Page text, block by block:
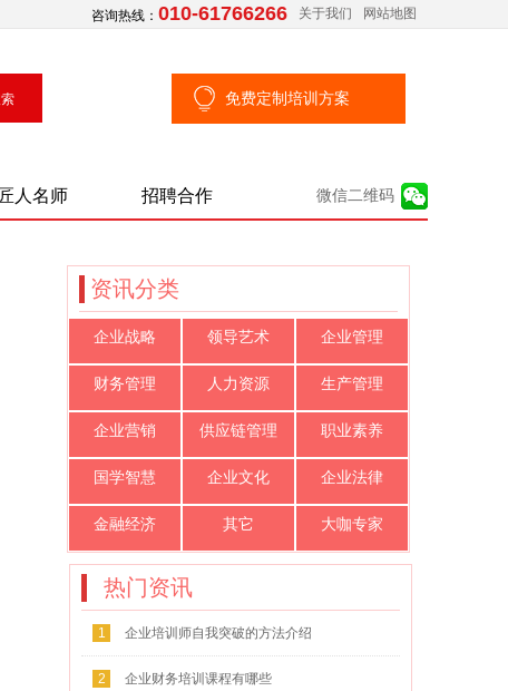
咨询热线： 010-61766266 关于我们 网站地图
免费定制培训方案
匠人名师 招聘合作 微信二维码
资讯分类
企业战略 领导艺术 企业管理
财务管理 人力资源 生产管理
企业营销 供应链管理 职业素养
国学智慧 企业文化 企业法律
金融经济 其它 大咖专家
热门资讯
1 企业培训师自我突破的方法介绍
2 企业财务培训课程有哪些